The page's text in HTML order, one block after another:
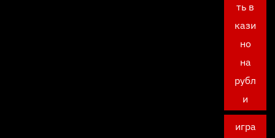
ть в
кази
но
на
рубл
и
игра